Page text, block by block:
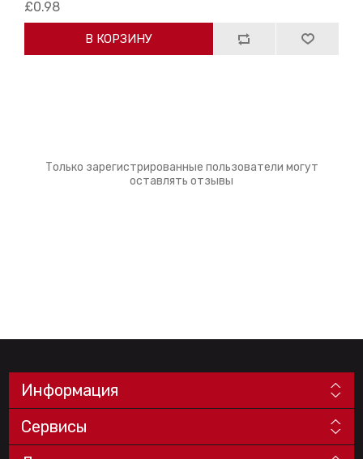
£0.98
В КОРЗИНУ
Только зарегистрированные пользователи могут
оставлять отзывы
Информация
Сервисы